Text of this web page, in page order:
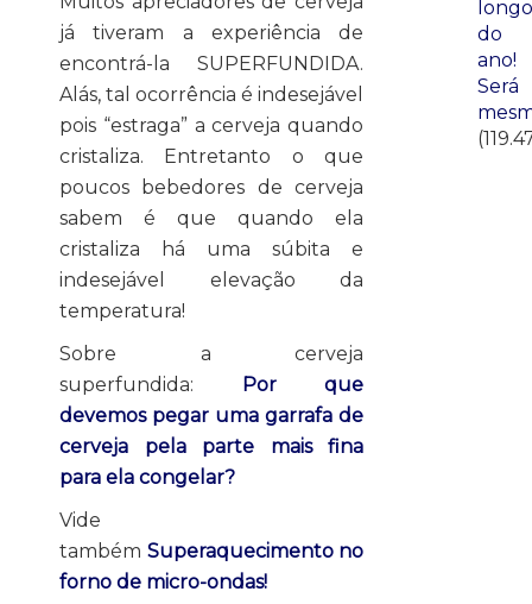
já tiveram a experiência de
encontrá-la SUPERFUNDIDA.
Alás, tal ocorrência é indesejável
pois “estraga” a cerveja quando
cristaliza. Entretanto o que
poucos bebedores de cerveja
sabem é que quando ela
cristaliza há uma súbita e
indesejável elevação da
temperatura!
Sobre a cerveja
superfundida:
Por que
devemos pegar uma garrafa de
cerveja pela parte mais fina
para ela congelar?
Vide
também Superaquecimento no
forno de micro-ondas!
longo
do
ano!
Será